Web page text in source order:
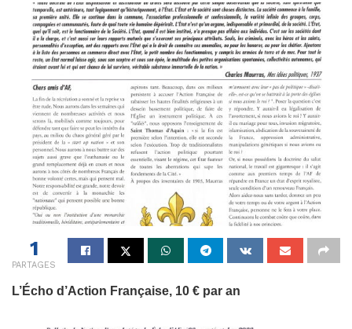
1
PARTAGES
L’Écho d’Action Française, 10 € par an